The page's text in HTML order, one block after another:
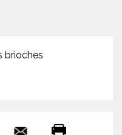
brioches